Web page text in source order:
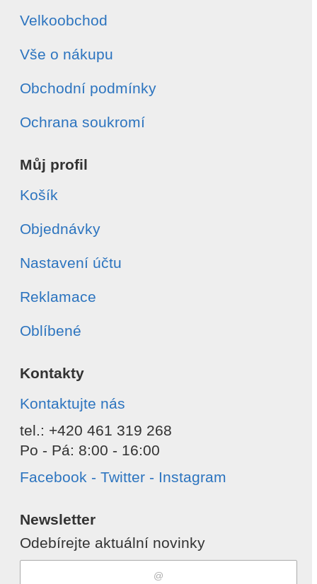
Velkoobchod
Vše o nákupu
Obchodní podmínky
Ochrana soukromí
Můj profil
Košík
Objednávky
Nastavení účtu
Reklamace
Oblíbené
Kontakty
Kontaktujte nás
tel.: +420 461 319 268
Po - Pá: 8:00 - 16:00
Facebook - Twitter - Instagram
Newsletter
Odebírejte aktuální novinky